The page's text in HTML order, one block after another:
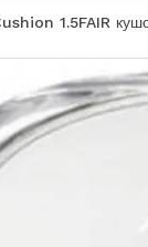
1.5FAIR